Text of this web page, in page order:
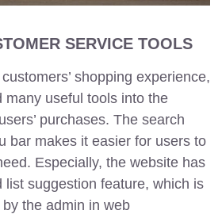
SERVICE TOOLS
shopping experience,
many useful tools into the
purchases. The search
bar makes it easier for users to
Especially, the website has
list suggestion feature, which is
the admin in web